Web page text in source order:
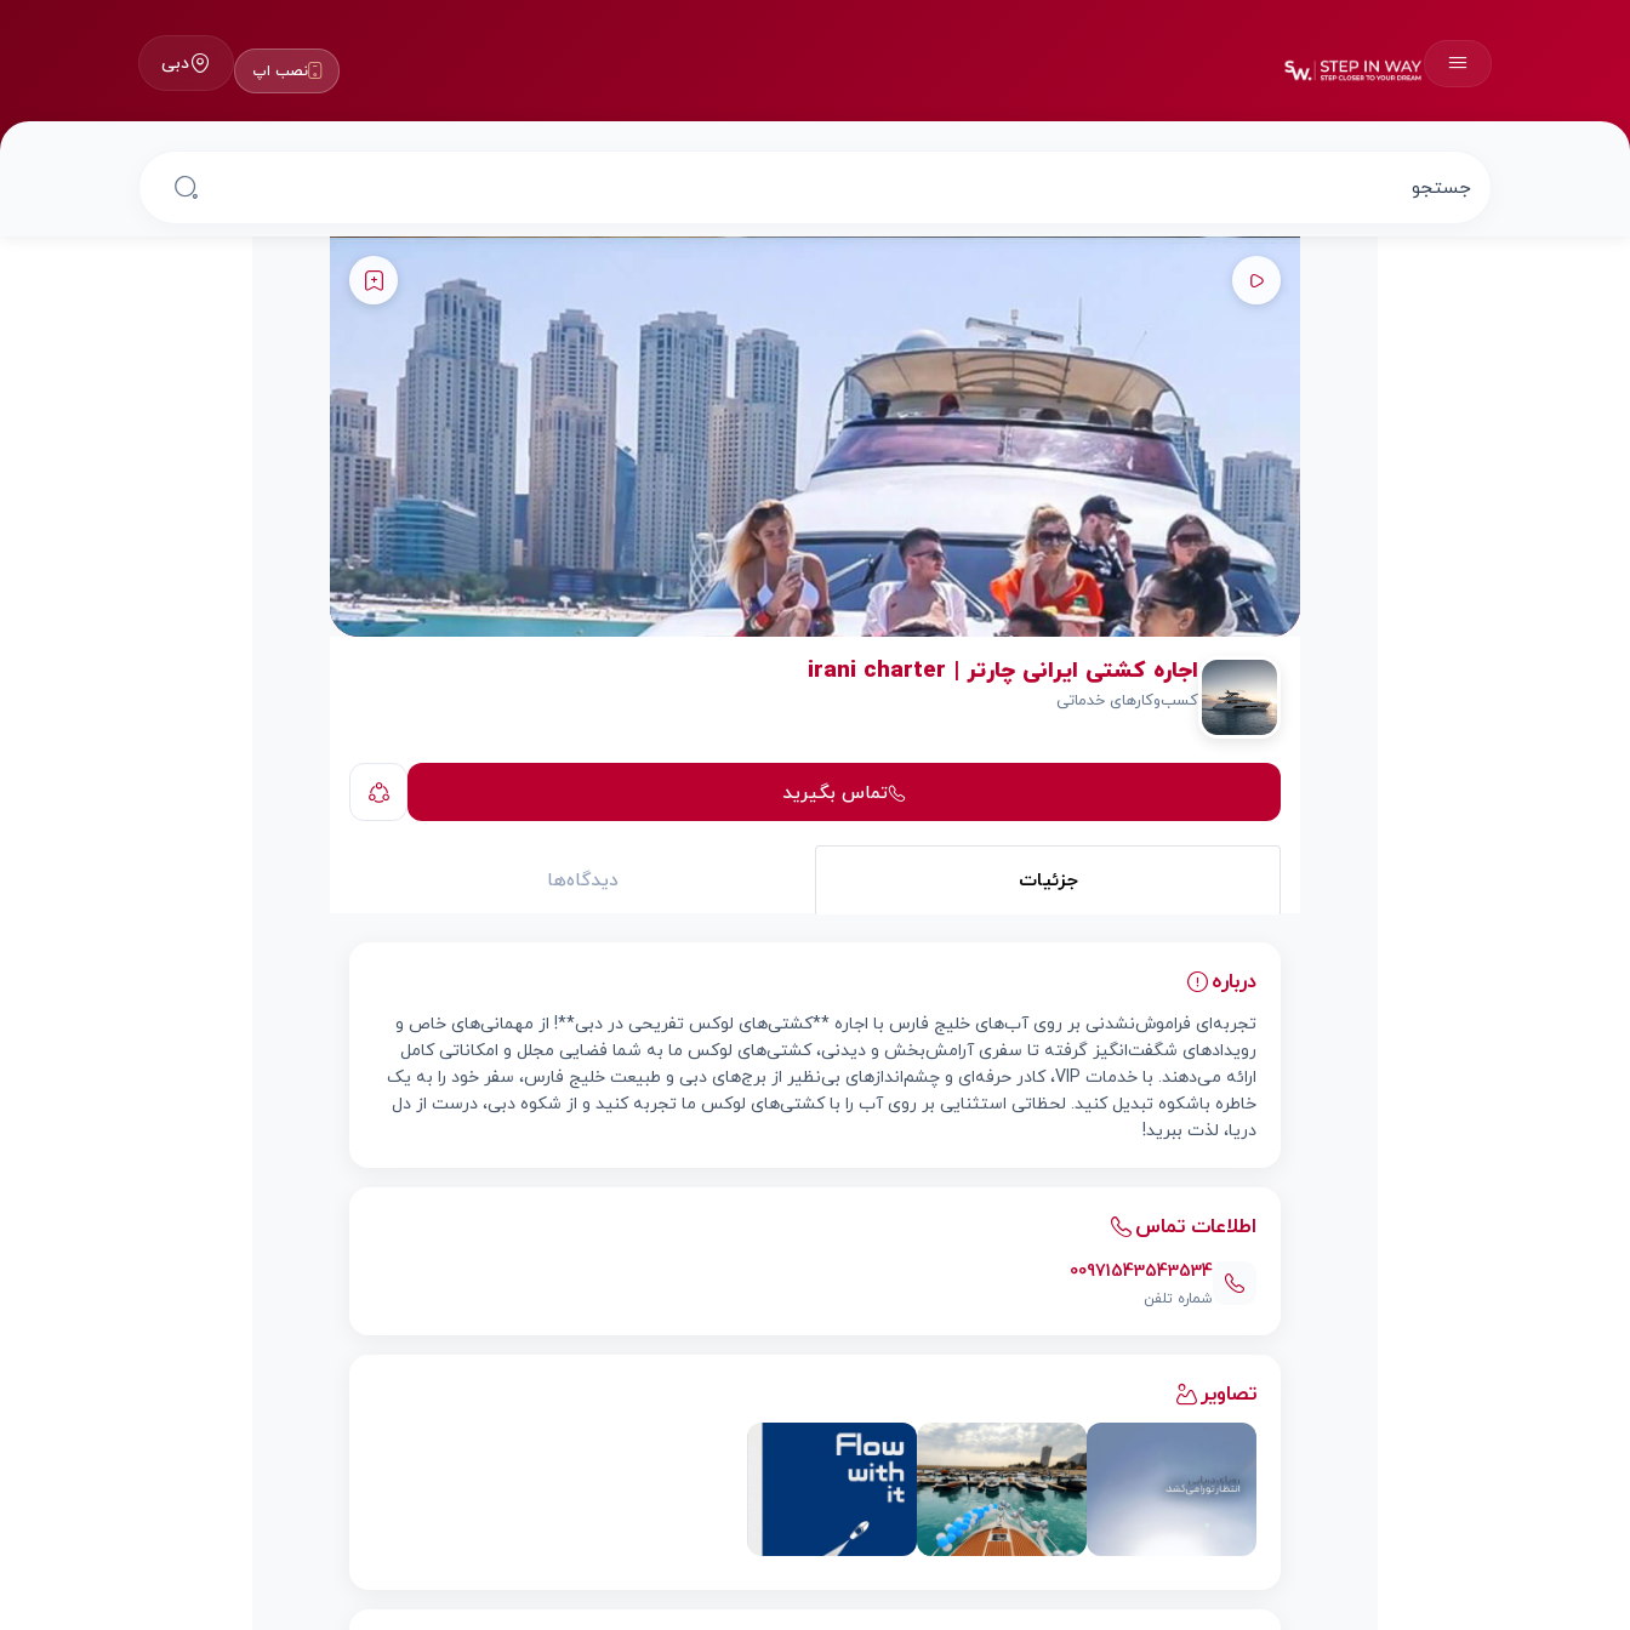
نصب اپ دبی
اجاره کشتی ایرانی چارتر | irani charter
کسب‌وکارهای خدماتی
تماس بگیرید
جزئیات دیدگاه‌ها
درباره
تجربه‌ای فراموش‌نشدنی بر روی آب‌های خلیج فارس با اجاره **کشتی‌های لوکس تفریحی در دبی**! از مهمانی‌های خاص و
رویدادهای شگفت‌انگیز گرفته تا سفری آرامش‌بخش و دیدنی، کشتی‌های لوکس ما به شما فضایی مجلل و امکاناتی کامل
ارائه می‌دهند. با خدمات VIP، کادر حرفه‌ای و چشم‌اندازهای بی‌نظیر از برج‌های دبی و طبیعت خلیج فارس، سفر خود را به یک
خاطره باشکوه تبدیل کنید. لحظاتی استثنایی بر روی آب را با کشتی‌های لوکس ما تجربه کنید و از شکوه دبی، درست از دل
دریا، لذت ببرید!
اطلاعات تماس
00971543543534
شماره تلفن
تصاویر